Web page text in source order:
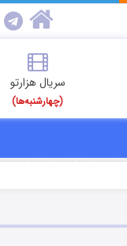
سریال هزارتو
(چهارشنبه‌ها)